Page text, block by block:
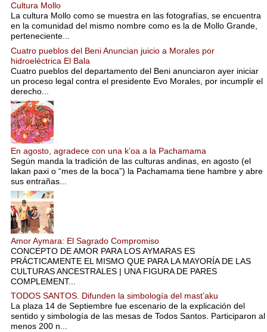
Cultura Mollo
La cultura Mollo como se muestra en las fotografías, se encuentra
en la comunidad del mismo nombre como es la de Mollo Grande,
perteneciente...
Cuatro pueblos del Beni Anuncian juicio a Morales por
hidroeléctrica El Bala
Cuatro pueblos del departamento del Beni anunciaron ayer iniciar
un proceso legal contra el presidente Evo Morales, por incumplir el
derecho...
En agosto, agradece con una k’oa a la Pachamama
Según manda la tradición de las culturas andinas, en agosto (el
lakan paxi o “mes de la boca”) la Pachamama tiene hambre y abre
sus entrañas...
Amor Aymara: El Sagrado Compromiso
CONCEPTO DE AMOR PARA LOS AYMARAS ES
PRÁCTICAMENTE EL MISMO QUE PARA LA MAYORÍA DE LAS
CULTURAS ANCESTRALES | UNA FIGURA DE PARES
COMPLEMENT...
TODOS SANTOS. Difunden la simbología del mast’aku
La plaza 14 de Septiembre fue escenario de la explicación del
sentido y simbología de las mesas de Todos Santos. Participaron al
menos 200 n...